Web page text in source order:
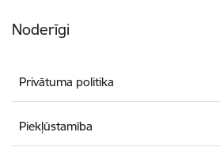
Noderīgi
Privātuma politika
Piekļūstamība